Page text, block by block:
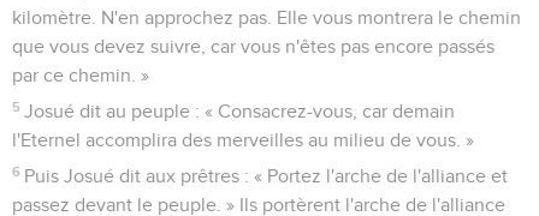
kilomètre. N'en approchez pas. Elle vous montrera le chemin
que vous devez suivre, car vous n'êtes pas encore passés
par ce chemin. »
5 Josué dit au peuple : « Consacrez-vous, car demain
l'Eternel accomplira des merveilles au milieu de vous. »
6 Puis Josué dit aux prêtres : « Portez l'arche de l'alliance et
passez devant le peuple. » Ils portèrent l'arche de l'alliance